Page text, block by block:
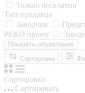
Только бесплатно
Тип продавца
Заводчик
РЕКО приют
Показать объявления
Сортировка
Сортировка
Сортировать